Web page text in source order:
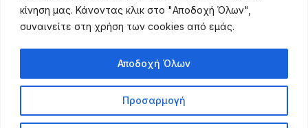
κίνηση μας. Κάνοντας κλικ στο "Αποδοχή Όλων",
συναινείτε στη χρήση των cookies από εμάς.
Προσαρμογή
Αποδοχή Όλων
Χρήσιμες Σελίδες
Προϊόντα
Τρόποι Αποστολής